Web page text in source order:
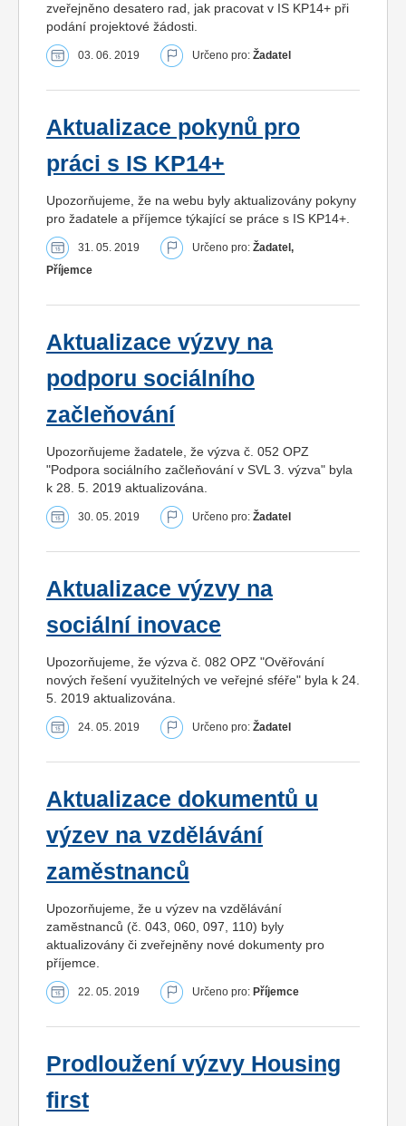
zveřejněno desatero rad, jak pracovat v IS KP14+ při
podání projektové žádosti.
03. 06. 2019 Určeno pro: Žadatel
Aktualizace pokynů pro
práci s IS KP14+
Upozorňujeme, že na webu byly aktualizovány pokyny
pro žadatele a příjemce týkající se práce s IS KP14+.
31. 05. 2019 Určeno pro: Žadatel,
Příjemce
Aktualizace výzvy na
podporu sociálního
začleňování
Upozorňujeme žadatele, že výzva č. 052 OPZ
"Podpora sociálního začleňování v SVL 3. výzva" byla
k 28. 5. 2019 aktualizována.
30. 05. 2019 Určeno pro: Žadatel
Aktualizace výzvy na
sociální inovace
Upozorňujeme, že výzva č. 082 OPZ "Ověřování
nových řešení využitelných ve veřejné sféře" byla k 24.
5. 2019 aktualizována.
24. 05. 2019 Určeno pro: Žadatel
Aktualizace dokumentů u
výzev na vzdělávání
zaměstnanců
Upozorňujeme, že u výzev na vzdělávání
zaměstnanců (č. 043, 060, 097, 110) byly
aktualizovány či zveřejněny nové dokumenty pro
příjemce.
22. 05. 2019 Určeno pro: Příjemce
Prodloužení výzvy Housing
first